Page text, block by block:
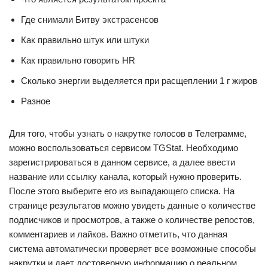
Где снимали Битву экстрасенсов
Как правильно штук или штуки
Как правильно говорить HR
Сколько энергии выделяется при расщеплении 1 г жиров
Разное
Для того, чтобы узнать о накрутке голосов в Телеграмме,
можно воспользоваться сервисом TGStat. Необходимо
зарегистрироваться в данном сервисе, а далее ввести
название или ссылку канала, который нужно проверить.
После этого выберите его из выпадающего списка. На
странице результатов можно увидеть данные о количестве
подписчиков и просмотров, а также о количестве репостов,
комментариев и лайков. Важно отметить, что данная
система автоматически проверяет все возможные способы
накрутки и дает достоверную информацию о реальном